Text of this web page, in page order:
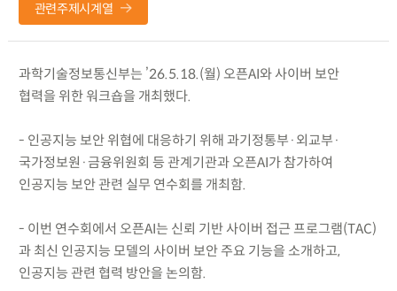
관련주제시계열
과학기술정보통신부는 ’26.5.18.(월) 오픈AI와 사이버 보안
협력을 위한 워크숍을 개최했다.
- 인공지능 보안 위협에 대응하기 위해 과기정통부·외교부·
국가정보원·금융위원회 등 관계기관과 오픈AI가 참가하여
인공지능 보안 관련 실무 연수회를 개최함.
- 이번 연수회에서 오픈AI는 신뢰 기반 사이버 접근 프로그램(TAC)
과 최신 인공지능 모델의 사이버 보안 주요 기능을 소개하고,
인공지능 관련 협력 방안을 논의함.